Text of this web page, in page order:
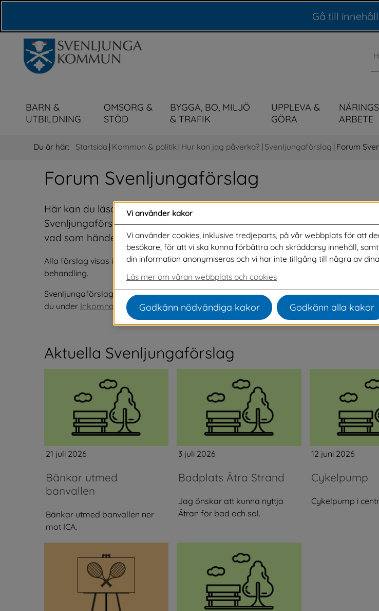
Gå till innehåll
Sök
BARN &
UTBILDNING
OMSORG &
STÖD
BYGGA, BO, MILJÖ
& TRAFIK
UPPLEVA &
GÖRA
ARBETE
Du är här: Startsida | Kommun & politik | Hur kan jag påverka? | Svenljungaförslag | Forum
Forum Svenljungaförslag
Här kan du läsa och stötta förslag som andra har lämnat in. I forumet för
Svenljungaförslag kan du skriva på förslag du håller med om,
vad som händer med olika förslag.
Alla förslag visas i tre månader. När ett förslag får minst 30 underskrifter tar vi upp det
behandling.
Svenljungaförslag som vi inte kan påverka, men som ändå kan vara av intresse för
du under Inkomna och besvarade synpunkter. Länk till annan webbplats, öppnas i nytt
Aktuella Svenljungaförslag
21 juli 2026
Bänkar utmed
banvallen
Bänkar utmed banvallen ner
mot ICA.
3 juli 2026
Badplats Ätra Strand
Jag önskar att kunna nyttja
Ätran för bad och sol.
12 juni 2026
Cykelpump
Cykelpump i
Vi använder kakor
Vi använder cookies, inklusive tredjeparts, på vår webbplats för att
besökare, för att vi ska kunna förbättra och skräddarsy innehåll,
din information anonymiseras och vi har inte tillgång till några av
Läs mer om våran webbplats och cookies
Godkänn nödvändiga kakor Godkänn alla kakor